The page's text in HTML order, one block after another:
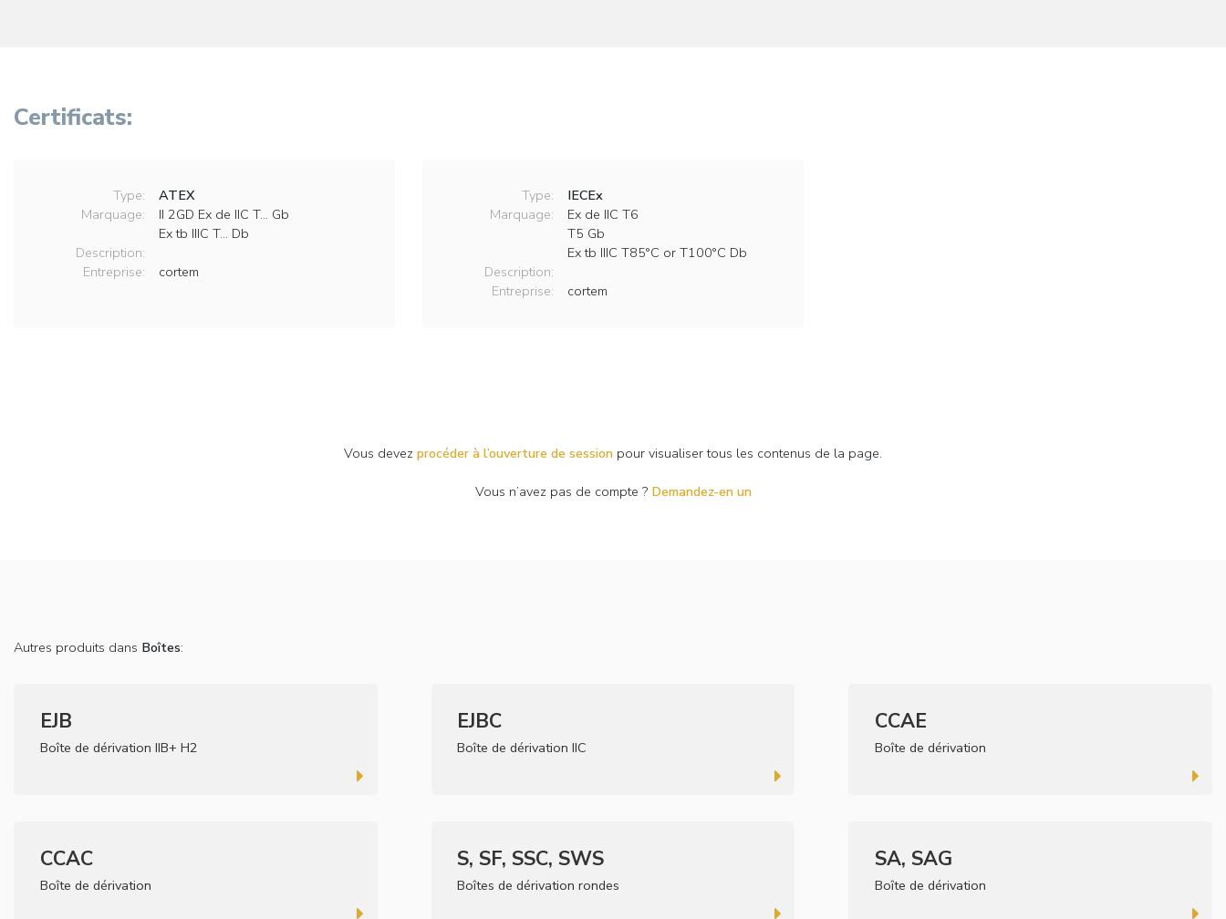
Certificats:
Type:
ATEX
Marquage:
II 2GD Ex de IIC T… Gb
Ex tb IIIC T… Db
Description:
Entreprise:
cortem
Type:
IECEx
Marquage:
Ex de IIC T6
T5 Gb
Ex tb IIIC T85°C or T100°C Db
Description:
Entreprise:
cortem
Vous devez procéder à l’ouverture de session pour visualiser tous les contenus de la page.
Vous n’avez pas de compte ? Demandez-en un
Autres produits dans Boîtes:
EJB
Boîte de dérivation IIB+ H2
EJBC
Boîte de dérivation IIC
CCAE
Boîte de dérivation
CCAC
Boîte de dérivation
S, SF, SSC, SWS
Boîtes de dérivation rondes
SA, SAG
Boîte de dérivation